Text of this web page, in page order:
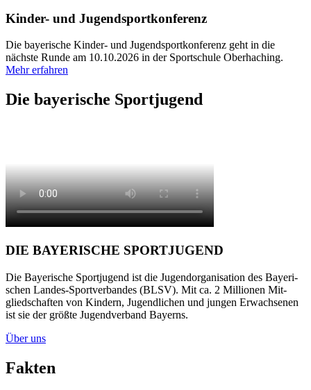
Kin­der- und Jugend­sport­kon­fe­renz
Die baye­ri­sche Kin­der- und Jugend­sport­kon­fe­renz geht in die
nächste Runde am 10.10.2026 in der Sport­schule Ober­ha­ching.
Mehr erfah­ren
Die baye­ri­sche Sport­ju­gend
DIE BAYE­RI­SCHE SPORT­JU­GEND
Die Baye­ri­sche Sport­ju­gend ist die Jugend­or­ga­ni­sa­tion des Baye­ri­
schen Lan­des-Sport­ver­ban­des (BLSV). Mit ca. 2 Mil­lio­nen Mit­
glied­schaf­ten von Kin­dern, Jugend­li­chen und jun­gen Erwach­se­nen
ist sie der größte Jugend­ver­band Bay­erns.
Über uns
Fak­ten